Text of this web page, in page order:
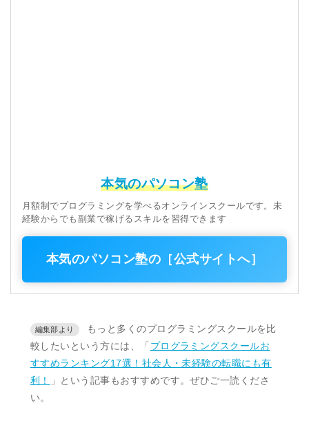
本気のパソコン塾
月額制でプログラミングを学べるオンラインスクールです。未
経験からでも副業で稼げるスキルを習得できます
本気のパソコン塾の［公式サイトへ］
もっと多くのプログラミングスクールを比
較したいという方には、「 プログラミングスクールお
すすめランキング17選！社会人・未経験の転職にも有
利！
」という記事もおすすめです。ぜひご一読くださ
い。